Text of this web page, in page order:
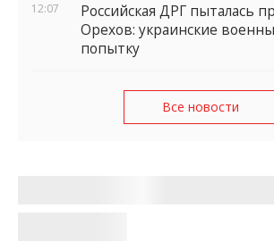
12:07
Российская ДРГ пыталась
Орехов: украинские
попытку
Все новости